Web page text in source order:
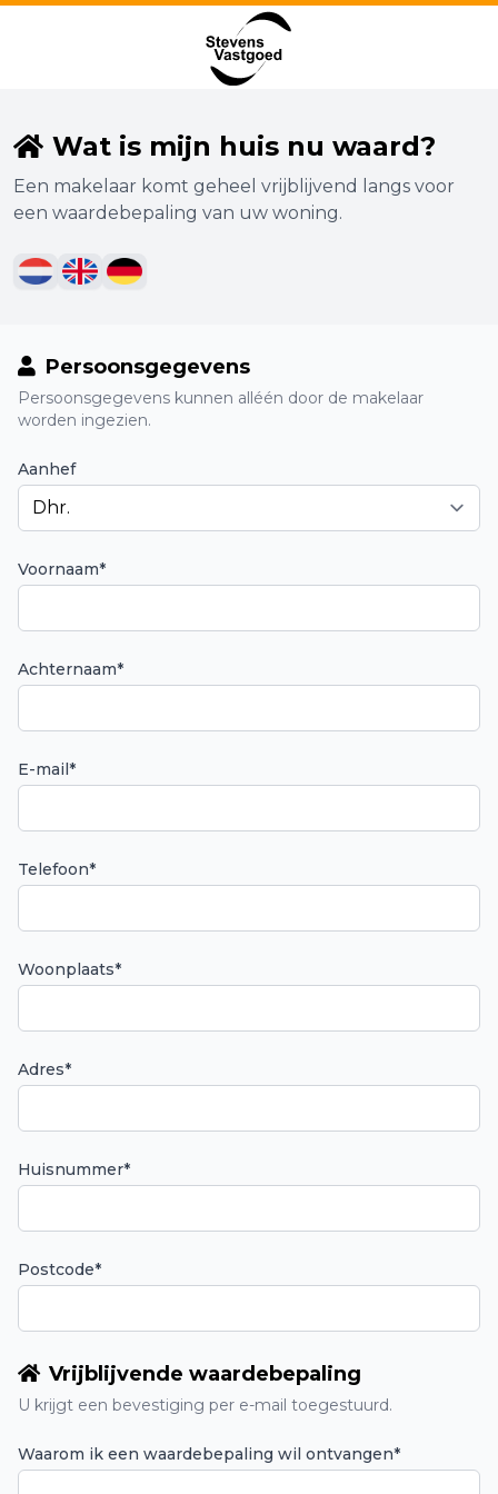
Wat is mijn huis nu waard?
Een makelaar komt geheel vrijblijvend langs voor
een waardebepaling van uw woning.
Persoonsgegevens
Persoonsgegevens kunnen alléén door de makelaar
worden ingezien.
Aanhef
Voornaam*
Achternaam*
E-mail*
Telefoon*
Woonplaats*
Adres*
Huisnummer*
Postcode*
Vrijblijvende waardebepaling
U krijgt een bevestiging per e-mail toegestuurd.
Waarom ik een waardebepaling wil ontvangen*